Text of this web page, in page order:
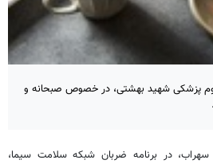
پزشکی شهید بهشتی، در خصوص صبحانه و
در برنامه ضربان شبکه سلامت سیما،